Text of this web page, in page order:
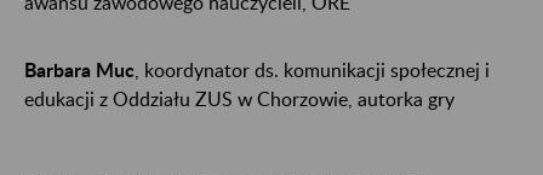
Barbara Muc , koordynator ds. komunikacji społecznej i
edukacji z Oddziału ZUS w Chorzowie, autorka gry